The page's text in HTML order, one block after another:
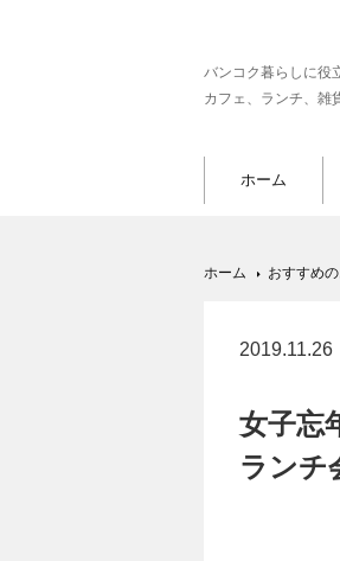
バンコク暮らしに役
カフェ、ランチ、雑
ホーム
ホーム おすすめ
2019.11.26
女子忘
ランチ